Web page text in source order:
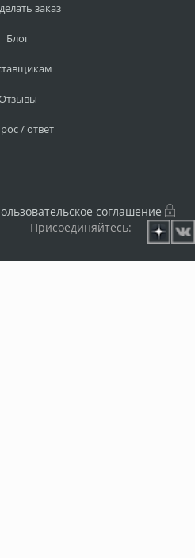
заказ
Блог
/ ответ
соглашение
Присоединяйтесь: